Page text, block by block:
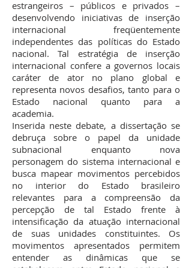
estrangeiros – públicos e privados –
desenvolvendo iniciativas de inserção
internacional freqüentemente
independentes das políticas do Estado
nacional. Tal estratégia de inserção
internacional confere a governos locais
caráter de ator no plano global e
representa novos desafios, tanto para o
Estado nacional quanto para a
academia.
Inserida neste debate, a dissertação se
debruça sobre o papel da unidade
subnacional enquanto nova
personagem do sistema internacional e
busca mapear movimentos percebidos
no interior do Estado brasileiro
relevantes para a compreensão da
percepção de tal Estado frente à
intensificação da atuação internacional
de suas unidades constituintes. Os
movimentos apresentados permitem
entender as dinâmicas que se